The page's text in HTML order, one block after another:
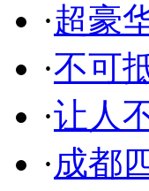
·超豪
·不可
·让人
·成都